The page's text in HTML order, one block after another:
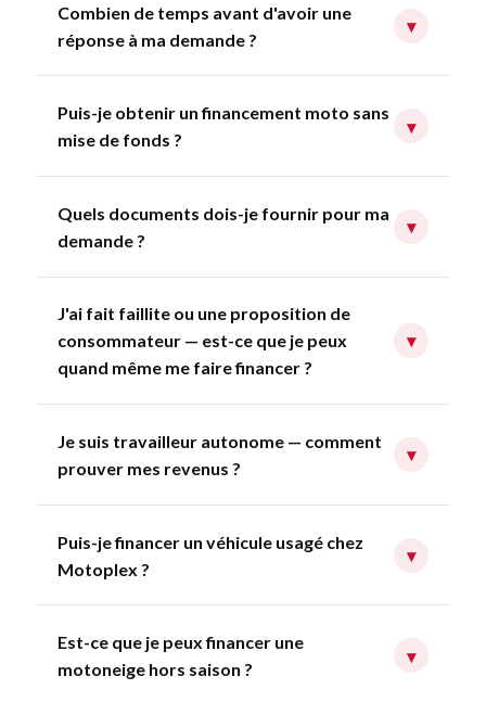
Combien de temps avant d'avoir une
réponse à ma demande ?
▾
Puis-je obtenir un financement moto sans
mise de fonds ?
▾
Quels documents dois-je fournir pour ma
demande ?
▾
J'ai fait faillite ou une proposition de
consommateur — est-ce que je peux
quand même me faire financer ?
▾
Je suis travailleur autonome — comment
prouver mes revenus ?
▾
Puis-je financer un véhicule usagé chez
Motoplex ?
▾
Est-ce que je peux financer une
motoneige hors saison ?
▾